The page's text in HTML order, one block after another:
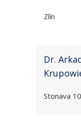
Zlín
Dr.
Stonava